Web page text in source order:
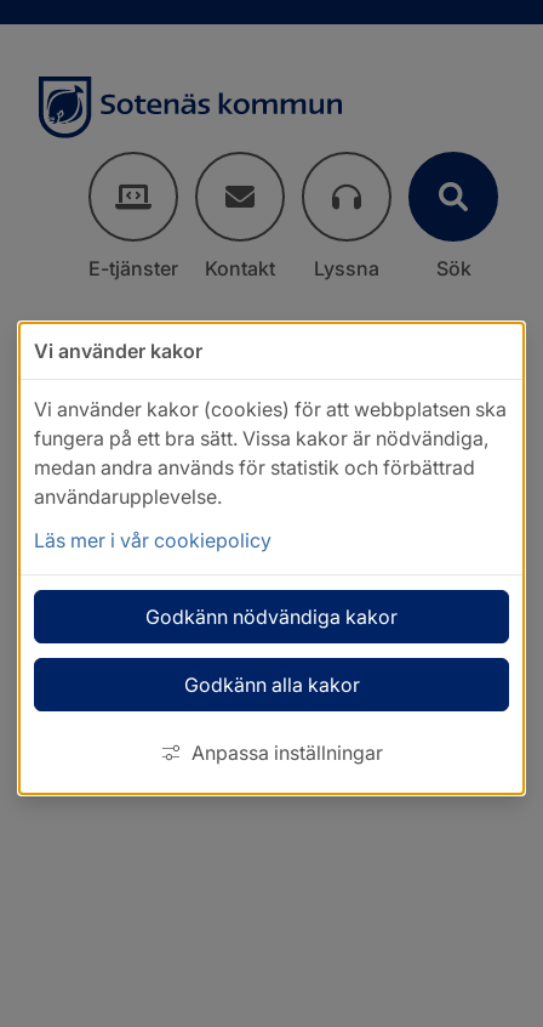
E-tjänster Kontakt Lyssna Sök
Vi använder kakor
Vi använder kakor (cookies) för att webbplatsen ska
fungera på ett bra sätt. Vissa kakor är nödvändiga,
medan andra används för statistik och förbättrad
användarupplevelse.
Läs mer i vår cookiepolicy
Godkänn nödvändiga kakor
Godkänn alla kakor
Anpassa inställningar